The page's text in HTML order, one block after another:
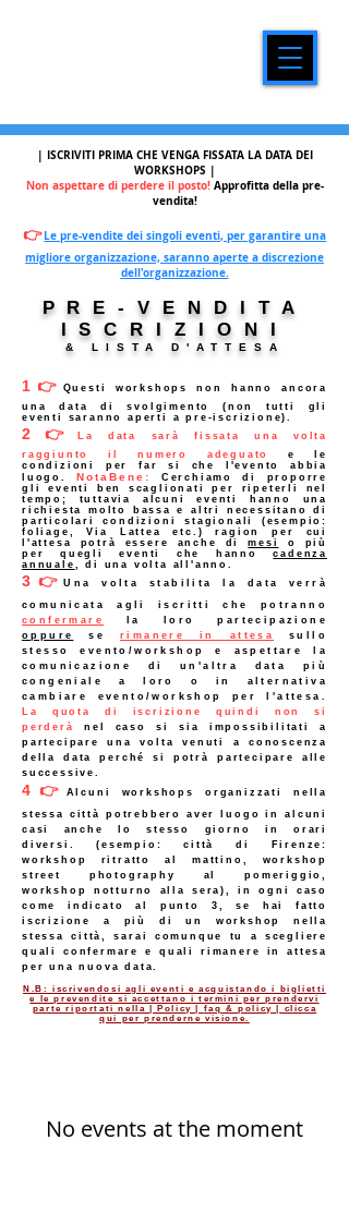
| ISCRIVITI PRIMA CHE VENGA FISSATA LA DATA DEI
WORKSHOPS |
Non aspettare di perdere il posto!Approfitta della pre-
vendita!
👉Le pre-vendite dei singoli eventi, per garantire una
migliore organizzazione, saranno aperte a discrezione
dell'organizzazione.
PRE-VENDITA
ISCRIZIONI
& LISTA D'ATTESA
1👉 Questi workshops non hanno ancora
una data di svolgimento (non tutti gli
eventi saranno aperti a pre-iscrizione).
2👉
La data sarà fissata una volta
raggiunto il numero adeguato
e le
condizioni per far si che l'evento abbia
luogo. NotaBene:
Cerchiamo di proporre
gli eventi ben scaglionati per ripeterli nel
tempo; tuttavia alcuni eventi hanno una
richiesta molto bassa e altri necessitano di
particolari condizioni stagionali (esempio:
foliage, Via Lattea etc.) ragion per cui
l'attesa potrà essere anche dimesi
o più
per quegli eventi che hannocadenza
annuale , di una volta all'anno.
3👉Una volta stabilita la data verrà
comunicata agli iscritti che potranno
confermare
la loro partecipazione
oppure
se rimanere in attesa
sullo
stesso evento/workshop e aspettare la
comunicazione di un'altra data più
congeniale a loro o in alternativa
cambiare evento/workshop per l'attesa.
La quota di iscrizione quindi non si
perderà
nel caso si sia impossibilitati a
partecipare una volta venuti a conoscenza
della data perché si potrà partecipare alle
successive.
4👉
Alcuni workshops organizzati nella
stessa città potrebbero aver luogo in alcuni
casi anche lo stesso giorno in orari
diversi. (esempio: città di Firenze:
workshop ritratto al mattino, workshop
street photography al pomeriggio,
workshop notturno alla sera), in ogni caso
come indicato al punto 3, se hai fatto
iscrizione a più di un workshop nella
stessa città, sarai comunque tu a scegliere
quali confermare e quali rimanere in attesa
per una nuova data.
N.B: iscrivendosi agli eventi e acquistando i biglietti
e le prevendite si accettano i termini per prendervi
parte riportati nella | Policy | faq & policy | clicca
qui per prenderne visione.
No events at the moment